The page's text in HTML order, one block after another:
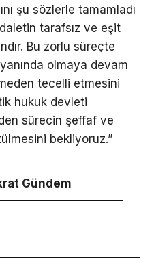
şu sözlerle tamamladı
tarafsız ve eşit
Bu zorlu süreçte
olmaya devam
tecelli etmesini
hukuk devleti
sürecin şeffaf ve
bekliyoruz.”
Gündem